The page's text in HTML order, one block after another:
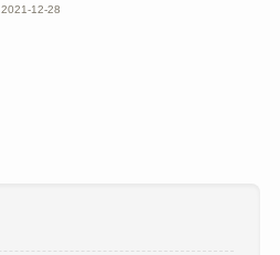
2021-12-28